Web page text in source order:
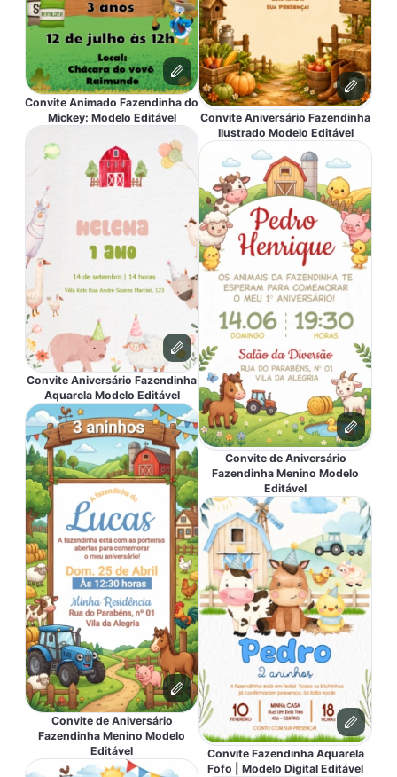
Convite Animado Fazendinha do
Mickey: Modelo Editável
Convite Aniversário Fazendinha
Aquarela Modelo Editável
Convite de Aniversário
Fazendinha Menino Modelo
Editável
Convite Aniversário Fazendinha
Ilustrado Modelo Editável
Convite de Aniversário
Fazendinha Menino Modelo
Editável
Convite Fazendinha Aquarela
Fofo | Modelo Digital Editável